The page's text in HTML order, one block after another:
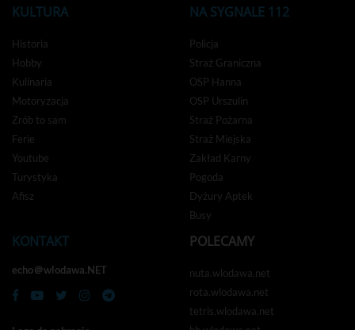
KULTURA
Historia
Hobby
Kulinaria
Motoryzacja
Zrób to sam
Ferie
Youtube
Turystyka
Afisz
NA SYGNALE 112
Policja
Straż Graniczna
OSP Hanna
OSP Urszulin
Straż Pożarna
Straż Miejska
Zakład Karny
Pogoda
Dyżury Aptek
Busy
KONTAKT
echo＠wlodawa.NET
POLECAMY
nuta.wlodawa.net
rota.wlodawa.net
tetris.wlodawa.net